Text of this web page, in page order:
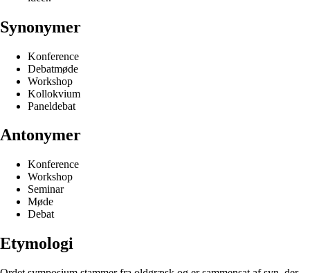
Synonymer
Konference
Debatmøde
Workshop
Kollokvium
Paneldebat
Antonymer
Konference
Workshop
Seminar
Møde
Debat
Etymologi